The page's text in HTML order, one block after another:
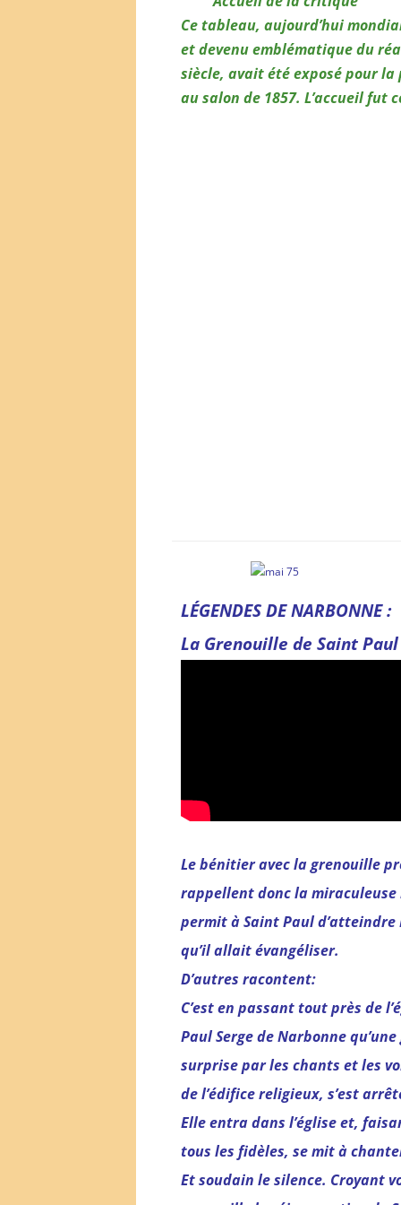
Ce tableau, aujourd’hui
et devenu emblématique du
siècle, avait été exposé pour la
au salon de 1857. L’accueil fut
LÉGENDES DE NARBONNE :
La Grenouille de Saint Paul
Le bénitier avec la grenouille
rappellent donc la miraculeuse
permit à Saint Paul d’atteindre
qu’il allait évangéliser.
D’autres racontent:
C’est en passant tout près de
Paul Serge de Narbonne
surprise par les chants et les
de l’édifice religieux, s’est
Elle entra dans l’église et,
tous les fidèles, se mit à
Et soudain le silence. Croyant